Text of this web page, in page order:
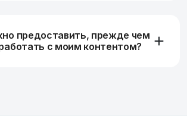
предоставить, прежде чем
с моим контентом?